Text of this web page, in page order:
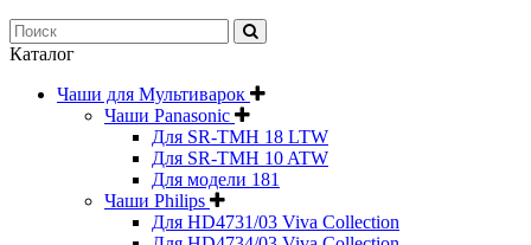
Каталог
Чаши для Мультиварок
Чаши Panasonic
Для SR-TMH 18 LTW
Для SR-TMH 10 ATW
Для модели 181
Чаши Philips
Для HD4731/03 Viva Collection